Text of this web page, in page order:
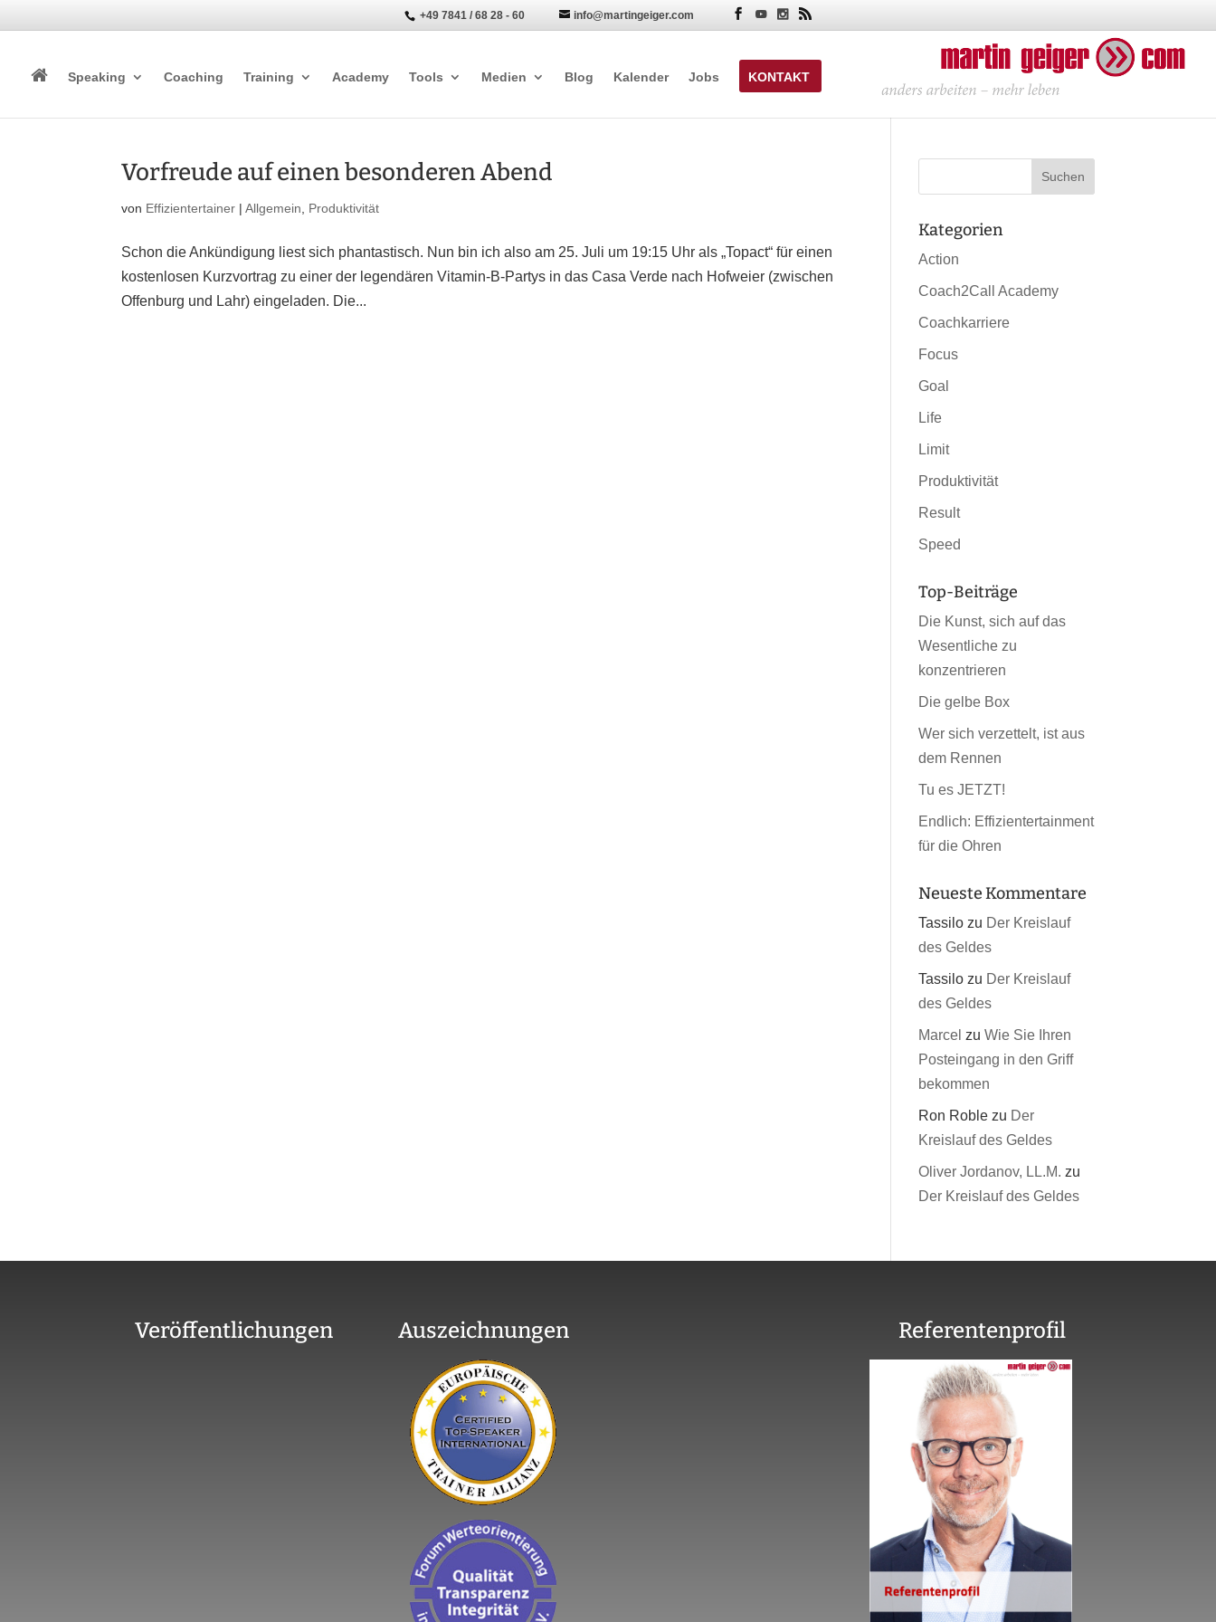
+49 7841 / 68 28 - 60 info@martingeiger.com  
Speaking Coaching Training Academy Tools Medien Blog Kalender Jobs KONTAKT
Vorfreude auf einen besonderen Abend
von Effizientertainer |Allgemein Produktivität
Schon die Ankündigung liest sich phantastisch. Nun bin ich also am 25. Juli um 19:15 Uhr als „Topact“ für einen
kostenlosen Kurzvortrag zu einer der legendären Vitamin-B-Partys in das Casa Verde nach Hofweier (zwischen
Offenburg und Lahr) eingeladen. Die...
Kategorien
Action
Coach2Call Academy
Coachkarriere
Focus
Goal
Life
Limit
Produktivität
Result
Speed
Top-Beiträge
Die Kunst, sich auf das
Wesentliche zu
konzentrieren
Die gelbe Box
Wer sich verzettelt, ist aus
dem Rennen
Tu es JETZT!
Endlich: Effizientertainment
für die Ohren
Neueste Kommentare
Tassilo zu Der Kreislauf
des Geldes
Tassilo zu Der Kreislauf
des Geldes
Marcel zuWie Sie Ihren
Posteingang in den Griff
bekommen
Ron Roble zu Der
Kreislauf des Geldes
Oliver Jordanov, LL.M. zu
Der Kreislauf des Geldes
Veröffentlichungen Auszeichnungen Referentenprofil